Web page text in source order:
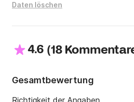
Daten löschen
4.6 (18
Gesamtbewertung